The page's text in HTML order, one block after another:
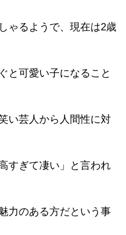
ゃるようで、現在は2歳
と可愛い子になること
い芸人から人間性に対
すぎて凄い」と言われ
力のある方だという事